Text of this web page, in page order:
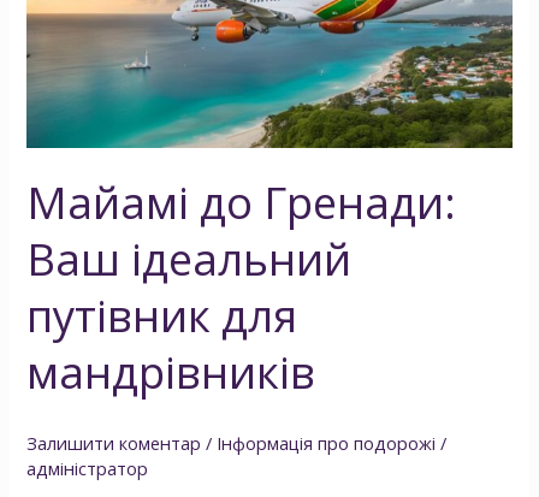
Майамі до Гренади:
Ваш ідеальний
путівник для
мандрівників
Залишити коментар / Інформація про подорожі /
адміністратор
ідеальний
путівник
мандрівників